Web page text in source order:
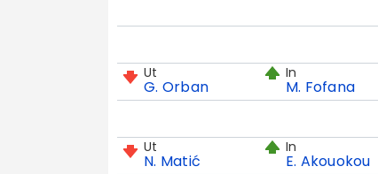
Ut
G. Orban
In
M. Fofana
Ut
N. Matić
In
E. Akouokou